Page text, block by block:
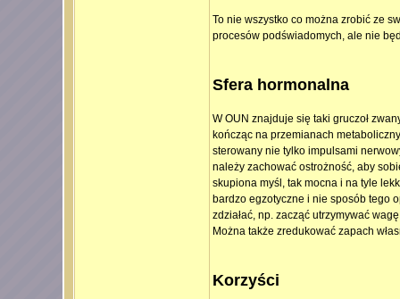
To nie wszystko co można zrobić ze
procesów podświadomych, ale nie
Sfera hormonalna
W OUN znajduje się taki gruczoł
kończąc na przemianach
sterowany nie tylko impulsami
należy zachować ostrożność, aby
skupiona myśl, tak mocna i na tyle
bardzo egzotyczne i nie sposób tego
zdziałać, np. zacząć utrzymywać
Można także zredukować zapach
Korzyści